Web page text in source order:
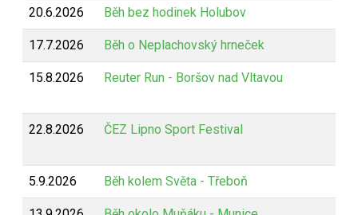
20.6.2026 Běh bez hodinek Holubov
17.7.2026 Běh o Neplachovský hrneček
15.8.2026 Reuter Run - Boršov nad Vltavou
22.8.2026 ČEZ Lipno Sport Festival
5.9.2026 Běh kolem Světa - Třeboň